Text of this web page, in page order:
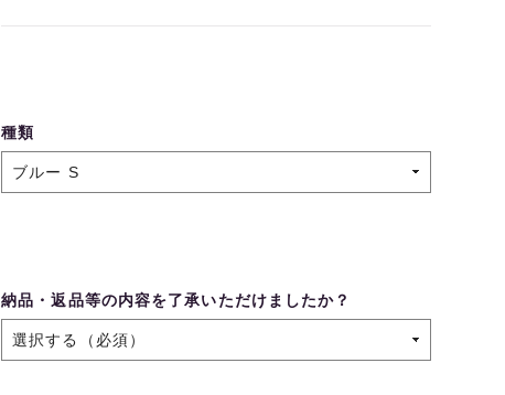
種類
納品・返品等の内容を了承いただけましたか？